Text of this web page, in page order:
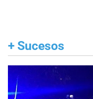
+ Sucesos